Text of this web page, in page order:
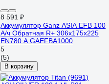
8 591 ₽
Аккумулятор Ganz ASIA EFB 100
А/ч Обратная R+ 306x175x225
EN780 А GAEFBA1000
5
(5)
В корзину